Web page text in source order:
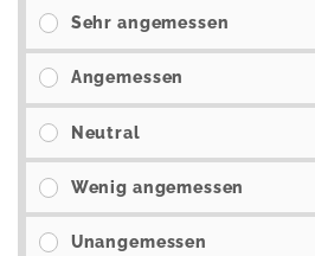
Sehr angemessen
Angemessen
Neutral
Wenig angemessen
Unangemessen